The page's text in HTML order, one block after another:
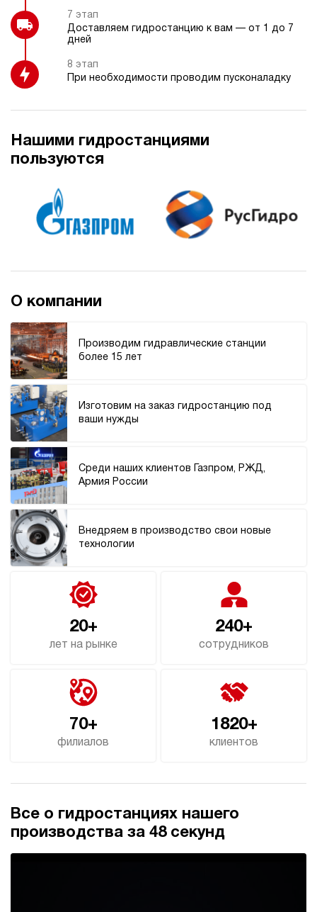
7 этап
Доставляем гидростанцию к вам — от 1 до 7
дней
8 этап
При необходимости проводим пусконаладку
Нашими гидростанциями
пользуются
О компании
Производим гидравлические станции
более 15 лет
Изготовим на заказ гидростанцию под
ваши нужды
Среди наших клиентов Газпром, РЖД,
Армия России
Внедряем в производство свои новые
технологии
20+
лет на рынке
240+
сотрудников
70+
филиалов
1820+
клиентов
Все о гидростанциях нашего
производства за 48 секунд